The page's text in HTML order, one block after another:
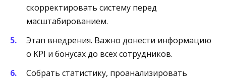
скорректировать систему перед
масштабированием.
Этап внедрения. Важно донести информацию
о KPI и бонусах до всех сотрудников.
Собрать статистику, проанализировать